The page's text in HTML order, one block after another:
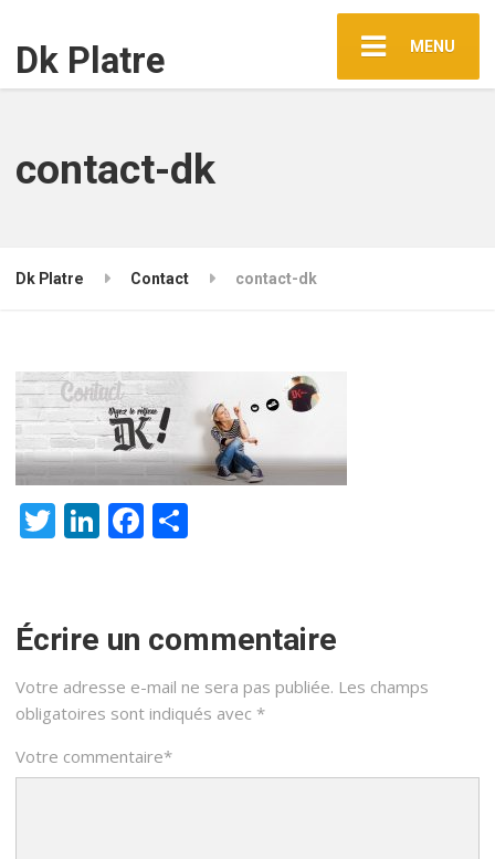
Dk Platre MENU
contact-dk
Dk Platre Contact contact-dk
Twitter
LinkedIn
Facebook
Écrire un commentaire
Votre adresse e-mail ne sera pas publiée. Les champs
obligatoires sont indiqués avec *
Votre commentaire*